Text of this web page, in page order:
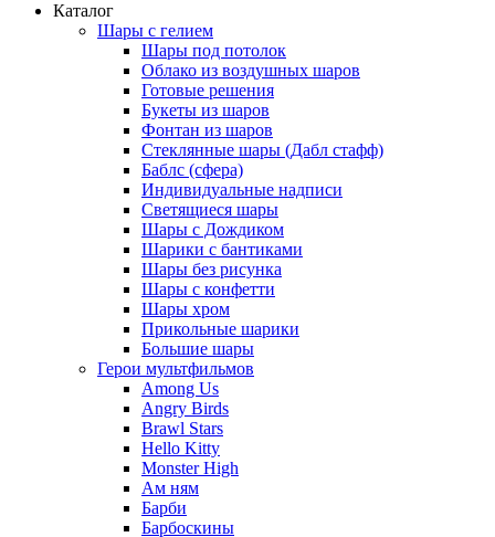
Каталог
Шары с гелием
Шары под потолок
Облако из воздушных шаров
Готовые решения
Букеты из шаров
Фонтан из шаров
Стеклянные шары (Дабл стафф)
Баблс (сфера)
Индивидуальные надписи
Светящиеся шары
Шары с Дождиком
Шарики с бантиками
Шары без рисунка
Шары с конфетти
Шары хром
Прикольные шарики
Большие шары
Герои мультфильмов
Among Us
Angry Birds
Brawl Stars
Hello Kitty
Monster High
Ам ням
Барби
Барбоскины